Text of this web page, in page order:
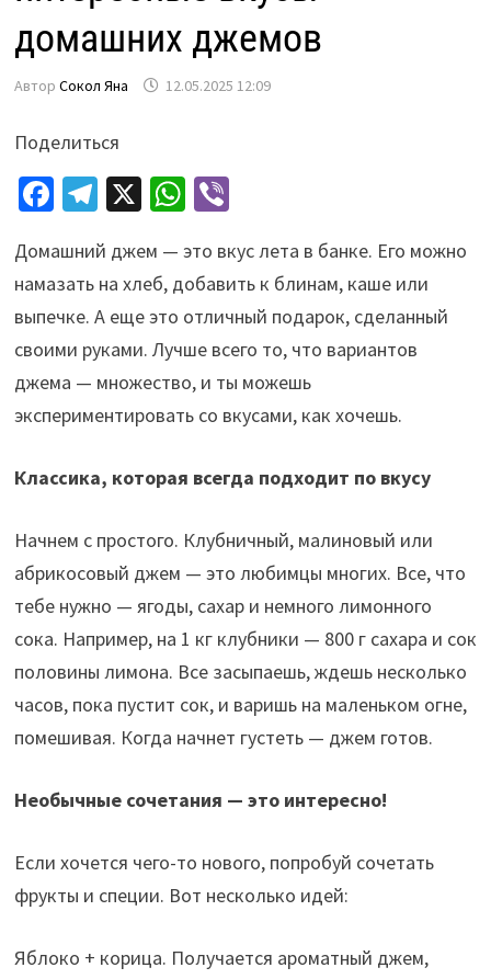
домашних джемов
Автор Сокол Яна 12.05.2025 12:09
Поделиться
Fa
b
o
o
k
Te
gr
a
m
X W
at
sA
p
p
Vi
er
Домашний джем — это вкус лета в банке. Его можно
намазать на хлеб, добавить к блинам, каше или
выпечке. А еще это отличный подарок, сделанный
своими руками. Лучше всего то, что вариантов
джема — множество, и ты можешь
экспериментировать со вкусами, как хочешь.
Классика, которая всегда подходит по вкусу
Начнем с простого. Клубничный, малиновый или
абрикосовый джем — это любимцы многих. Все, что
тебе нужно — ягоды, сахар и немного лимонного
сока. Например, на 1 кг клубники — 800 г сахара и сок
половины лимона. Все засыпаешь, ждешь несколько
часов, пока пустит сок, и варишь на маленьком огне,
помешивая. Когда начнет густеть — джем готов.
Необычные сочетания — это интересно!
Если хочется чего-то нового, попробуй сочетать
фрукты и специи. Вот несколько идей:
Яблоко + корица. Получается ароматный джем,